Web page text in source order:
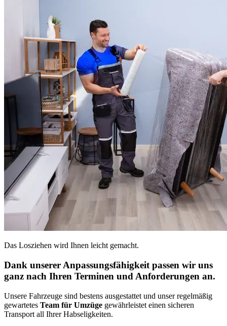
Das Losziehen wird Ihnen leicht gemacht.
Dank unserer Anpassungsfähigkeit passen wir uns
ganz nach Ihren Terminen und Anforderungen an.
Unsere Fahrzeuge sind bestens ausgestattet und unser regelmäßig
gewartetes Team für Umzüge gewährleistet einen sicheren
Transport all Ihrer Habseligkeiten.